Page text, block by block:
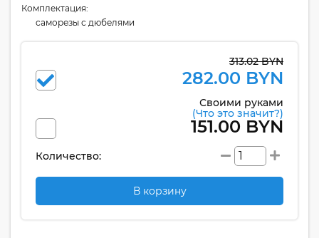
Комплектация:
cаморезы с дюбелями
313.02 BYN
282.00 BYN
Своими руками
(Что это значит?)
151.00 BYN
Количество:
В корзину